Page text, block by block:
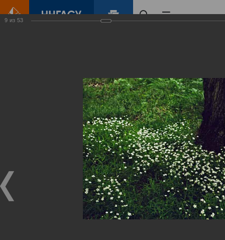
Виртуальные
выставки
(фотоальбомы)
9 из 53